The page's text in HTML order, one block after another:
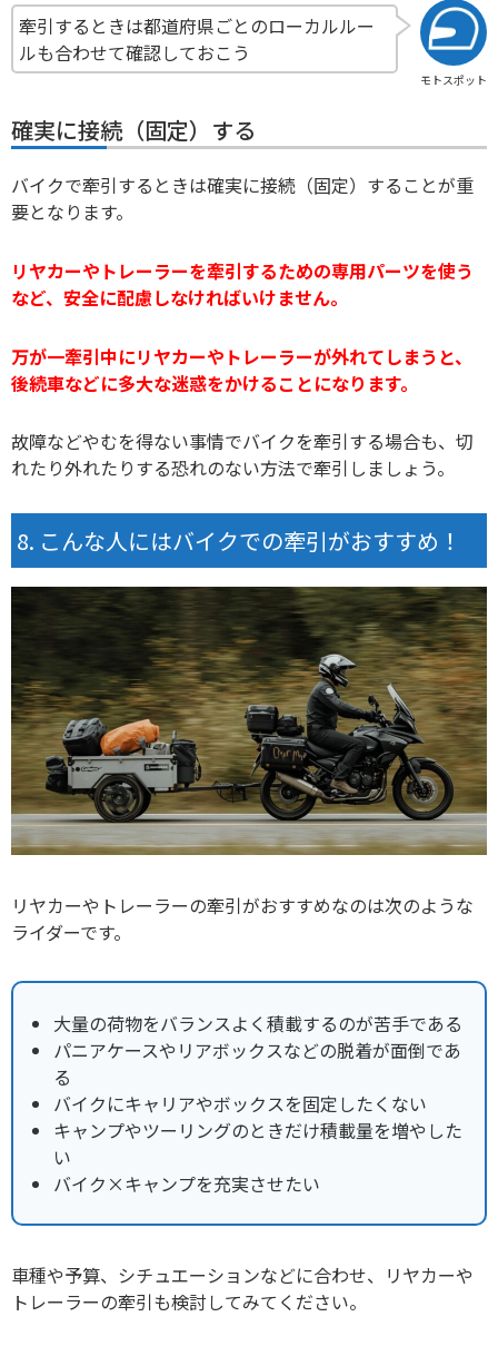
モトスポット
牽引するときは都道府県ごとのローカルルー
ルも合わせて確認しておこう
確実に接続（固定）する
バイクで牽引するときは確実に接続（固定）することが重
要となります。
リヤカーやトレーラーを牽引するための専用パーツを使う
など、安全に配慮しなければいけません。
万が一牽引中にリヤカーやトレーラーが外れてしまうと、
後続車などに多大な迷惑をかけることになります。
故障などやむを得ない事情でバイクを牽引する場合も、切
れたり外れたりする恐れのない方法で牽引しましょう。
こんな人にはバイクでの牽引がおすすめ！
リヤカーやトレーラーの牽引がおすすめなのは次のような
ライダーです。
大量の荷物をバランスよく積載するのが苦手である
パニアケースやリアボックスなどの脱着が面倒であ
る
バイクにキャリアやボックスを固定したくない
キャンプやツーリングのときだけ積載量を増やした
い
バイク×キャンプを充実させたい
車種や予算、シチュエーションなどに合わせ、リヤカーや
トレーラーの牽引も検討してみてください。